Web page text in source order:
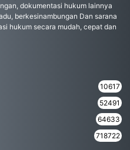
dokumentasi hukum lainnya
berkesinambungan Dan sarana
hukum secara mudah, cepat dan
10617
52491
64633
718722